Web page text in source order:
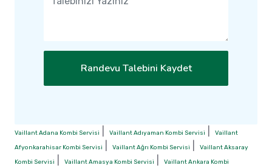
Randevu Talebini Kaydet
Vaillant Adana Kombi Servisi Vaillant Adıyaman Kombi Servisi
Vaillant
Afyonkarahisar Kombi Servisi
Vaillant Ağrı Kombi Servisi
Vaillant Aksaray
Kombi Servisi
Vaillant Amasya Kombi Servisi
Vaillant Ankara Kombi